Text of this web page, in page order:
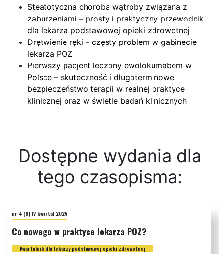
Steatotyczna choroba wątroby związana z
zaburzeniami – prosty i praktyczny przewodnik
dla lekarza podstawowej opieki zdrowotnej
Drętwienie ręki – częsty problem w gabinecie
lekarza POZ
Pierwszy pacjent leczony ewolokumabem w
Polsce – skuteczność i długoterminowe
bezpieczeństwo terapii w realnej praktyce
klinicznej oraz w świetle badań klinicznych
Dostępne wydania dla
tego czasopisma:
nr 4 (6) IV kwartał 2025
Co nowego w praktyce lekarza POZ?
Kwartalnik dla lekarzy podstawowej opieki zdrowotnej